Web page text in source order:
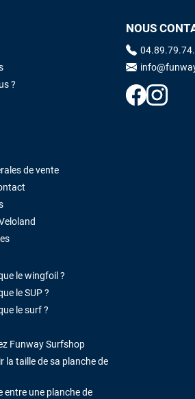
?
de vente
le wingfoil ?
le SUP ?
le surf ?
Funway Surfshop
la taille de sa planche de
entre une planche de
NOUS
il y a 3 mois
depuis Tahiti. Super service. L'envoi a
en super état. Mauruuru roa.